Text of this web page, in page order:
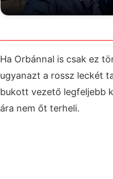
Ha Orbánnal is csak ez
ugyanazt a rossz leckét
bukott vezető legfeljebb
ára nem őt terheli.